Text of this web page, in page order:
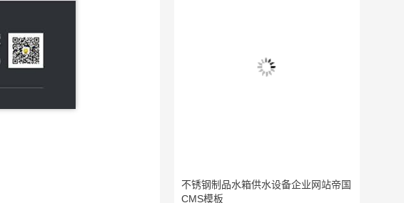
不锈钢制品水箱供水设备企业网站帝国
CMS模板